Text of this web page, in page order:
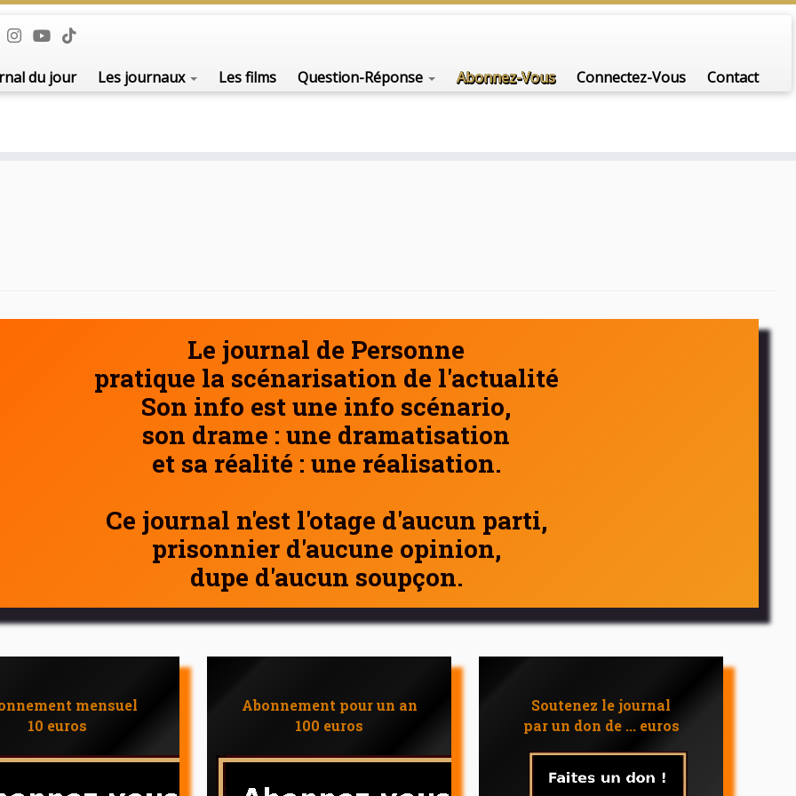
du jour Les journaux Les films Question-Réponse Abonnez-Vous Connectez-Vous Contact
Le journal de Personne
pratique la scénarisation de l'actualité
Son info est une info scénario,
son drame : une dramatisation
et sa réalité : une réalisation.
Ce journal n'est l'otage d'aucun parti,
prisonnier d'aucune opinion,
dupe d'aucun soupçon.
mensuel
10 euros
Abonnement pour un an
100 euros
Soutenez le journal
par un don de ... euros